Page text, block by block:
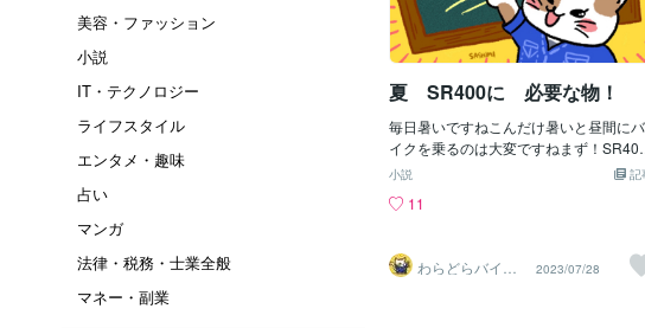
美容・ファッション
小説
IT・テクノロジー
ライフスタイル
エンタメ・趣味
占い
マンガ
法律・税務・士業全般
マネー・副業
夏 SR400に 必要な物！
毎日暑いですねこんだけ暑いと昼間にバ
イクを乗るのは大変ですねまず！
の故障をきおつける事もし！バイクが故
イダーは日陰で休憩を取りましょう出来
良いのはこの暑い中で簡単な故障（ガス
欠など）以外は日に当たりながら修理し
記
小説
11
わらどらバイク
屋
2023/07/28